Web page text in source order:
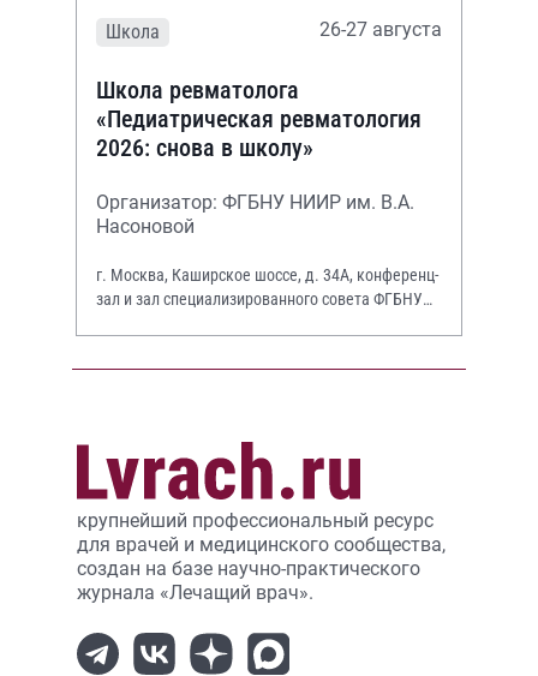
Школа 26-27 августа
Школа ревматолога
«Педиатрическая ревматология
2026: снова в школу»
Организатор: ФГБНУ НИИР им. В.А.
Насоновой
г. Москва, Каширское шоссе, д. 34А, конференц-
зал и зал специализированного совета ФГБНУ
крупнейший профессиональный ресурс
для врачей и медицинского сообщества,
создан на базе научно-практического
журнала «Лечащий врач».